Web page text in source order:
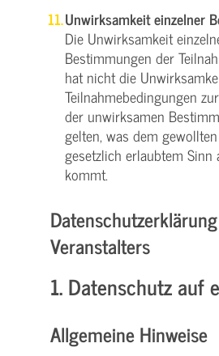
Unwirksamkeit einzelner
Die Unwirksamkeit
Bestimmungen der
hat nicht die
Teilnahmebedingungen
der unwirksamen
gelten, was dem
gesetzlich erlaubtem Sinn
kommt.
Veranstalters
1. Datenschutz auf
Allgemeine Hinweise